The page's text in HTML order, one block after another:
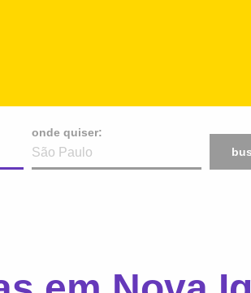
onde quiser: